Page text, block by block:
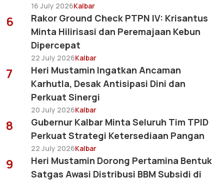
16 July 2026Kalbar
6
Rakor Ground Check PTPN IV: Krisantus
Minta Hilirisasi dan Peremajaan Kebun
Dipercepat
22 July 2026Kalbar
7
Heri Mustamin Ingatkan Ancaman
Karhutla, Desak Antisipasi Dini dan
Perkuat Sinergi
20 July 2026Kalbar
8
Gubernur Kalbar Minta Seluruh Tim TPID
Perkuat Strategi Ketersediaan Pangan
22 July 2026Kalbar
9
Heri Mustamin Dorong Pertamina Bentuk
Satgas Awasi Distribusi BBM Subsidi di